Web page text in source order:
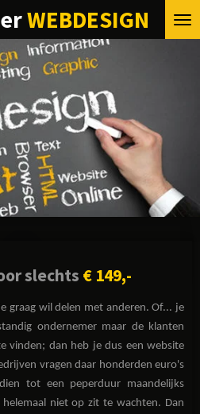
WEBDESIGN
slechts € 149,-
graag wil delen met anderen. Of... je
ondernemer maar de klanten
vinden; dan heb je dus een website
vragen daar honderden euro's
tot een peperduur maandelijks
niet op zit te wachten. Dan